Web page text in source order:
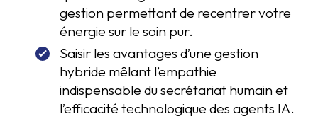
gestion permettant de recentrer votre
énergie sur le soin pur.
Saisir les avantages d’une gestion
hybride mêlant l’empathie
indispensable du secrétariat humain et
l’efficacité technologique des agents IA.